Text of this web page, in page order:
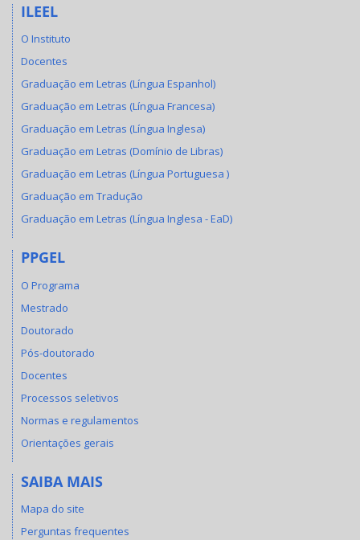
ILEEL
O Instituto
Docentes
Graduação em Letras (Língua Espanhol)
Graduação em Letras (Língua Francesa)
Graduação em Letras (Língua Inglesa)
Graduação em Letras (Domínio de Libras)
Graduação em Letras (Língua Portuguesa )
Graduação em Tradução
Graduação em Letras (Língua Inglesa - EaD)
PPGEL
O Programa
Mestrado
Doutorado
Pós-doutorado
Docentes
Processos seletivos
Normas e regulamentos
Orientações gerais
SAIBA MAIS
Mapa do site
Perguntas frequentes